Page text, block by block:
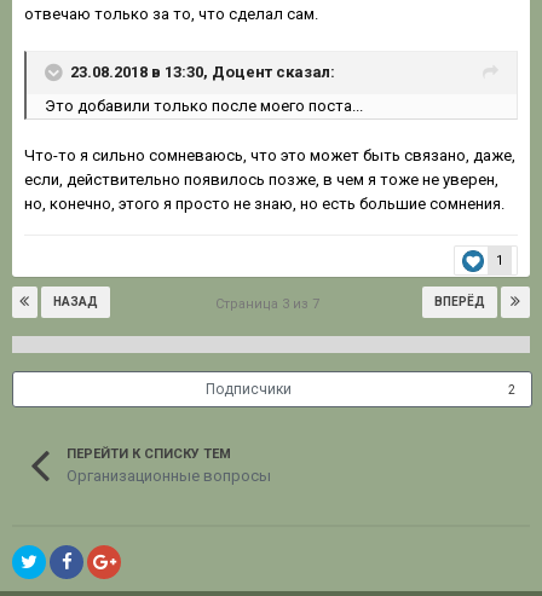
отвечаю только за то, что сделал сам.
23.08.2018 в 13:30, Доцент сказал:
Это добавили только после моего поста...
Что-то я сильно сомневаюсь, что это может быть связано, даже,
если, действительно появилось позже, в чем я тоже не уверен,
но, конечно, этого я просто не знаю, но есть большие сомнения.
1
НАЗАД ВПЕРЁД
Страница 3 из 7
Подписчики 2
ПЕРЕЙТИ К СПИСКУ ТЕМ
Организационные вопросы